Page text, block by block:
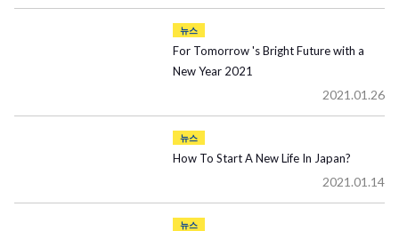
뉴스
For Tomorrow 's Bright Future with a
New Year 2021
2021.01.26
뉴스
How To Start A New Life In Japan?
2021.01.14
뉴스